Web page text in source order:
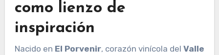
como lienzo de
inspiración
Nacido en El Porvenir, corazón vinícola del Valle